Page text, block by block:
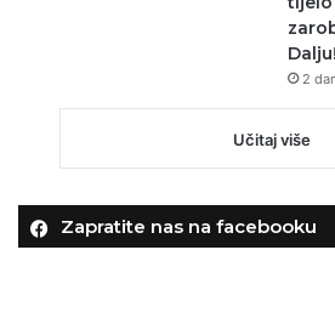
Dalju!
2
Učitaj više
Zapratite nas na facebooku